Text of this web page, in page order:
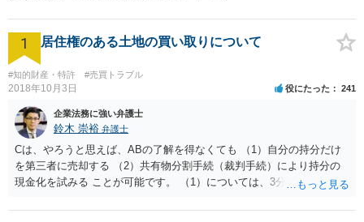
1 居住権のある土地の買い取りについて
#知的財産・特許 #売買トラブル
2018年10月3日 役にたった 241
企業法務に強い弁護士
鈴木 崇裕 弁護士
Cは、やろうと思えば、ABの了解を得なくても （1）自分の持分だけ
を第三者に売却する （2）共有物分割手続（裁判手続）により持分の
現金化を試みる ことが可能です。 （1）については、3分の1の持分だ
ですし、買取価格は非常に安くなりますが、近年は「持分だけでも買